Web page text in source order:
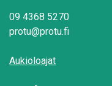
09 4368 5270
protu@protu.fi
Aukioloajat